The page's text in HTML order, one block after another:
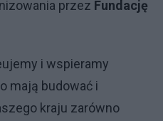
przez Fundację
i wspieramy
mają budować i
kraju zarówno